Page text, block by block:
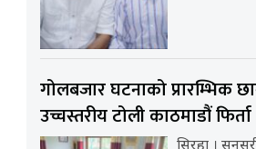
गोलबजार घटनाको प्रारम्भिक
उच्चस्तरीय टोली काठमाडौं फिर्ता